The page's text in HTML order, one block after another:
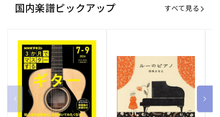
国内楽譜ピックアップ すべて見る